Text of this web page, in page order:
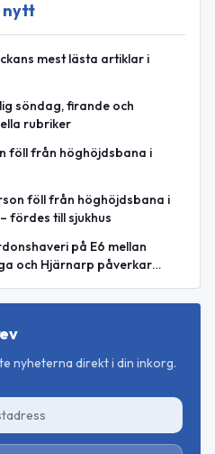
nytt
mest lästa artiklar i
söndag, firande och
rubriker
föll från höghöjdsbana i
föll från höghöjdsbana i
fördes till sjukhus
på E6 mellan
och Hjärnarp påverkar
nyheterna direkt i din inkorg.